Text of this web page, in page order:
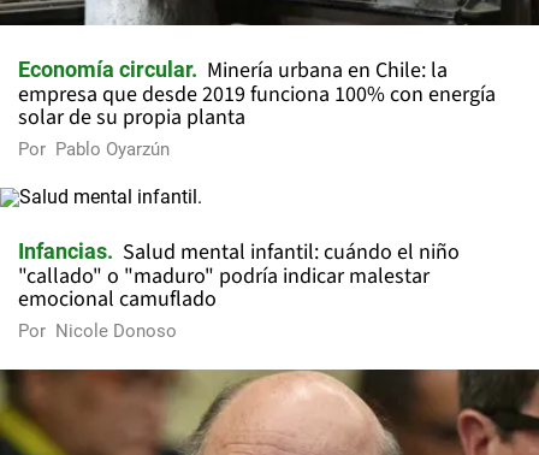
Economía circular
Minería urbana en Chile: la
empresa que desde 2019 funciona 100% con energía
solar de su propia planta
Por Pablo Oyarzún
Infancias
Salud mental infantil: cuándo el niño
"callado" o "maduro" podría indicar malestar
emocional camuflado
Por Nicole Donoso